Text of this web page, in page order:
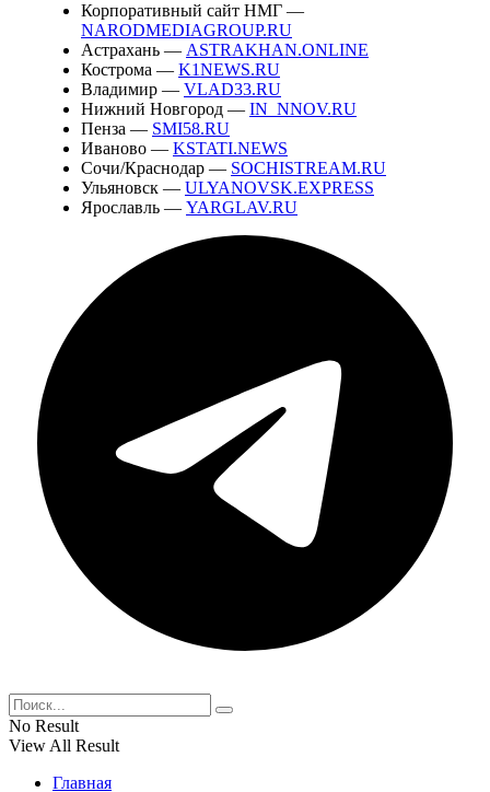
Корпоративный сайт НМГ —
NARODMEDIAGROUP.RU
Астрахань — ASTRAKHAN.ONLINE
Кострома — K1NEWS.RU
Владимир — VLAD33.RU
Нижний Новгород — IN_NNOV.RU
Пенза — SMI58.RU
Иваново — KSTATI.NEWS
Сочи/Краснодар — SOCHISTREAM.RU
Ульяновск — ULYANOVSK.EXPRESS
Ярославль — YARGLAV.RU
No Result
View All Result
Главная